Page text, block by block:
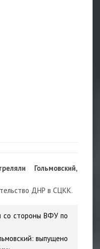
Гольмовский,
ДНР в СЦКК.
со стороны ВФУ по
выпущено